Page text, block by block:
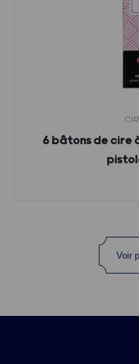
6 bâtons de cire
Voir